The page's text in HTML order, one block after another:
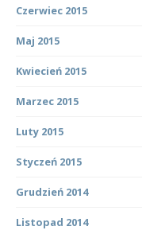
Czerwiec 2015
Maj 2015
Kwiecień 2015
Marzec 2015
Luty 2015
Styczeń 2015
Grudzień 2014
Listopad 2014